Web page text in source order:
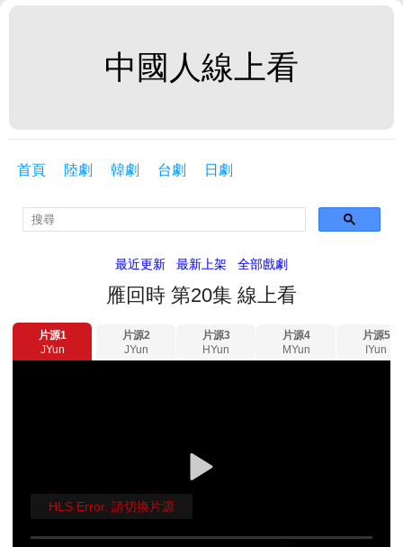
中國人線上看
首頁 陸劇 韓劇 台劇 日劇
最近更新 最新上架 全部戲劇
雁回時 第20集 線上看
片源1
JYun
片源2
JYun
片源3
HYun
片源4
MYun
片源5
IYun
HLS Error. 請切換片源